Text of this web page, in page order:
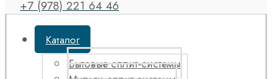
+7 (978) 221 64 46
Каталог
Бытовые сплит-системы